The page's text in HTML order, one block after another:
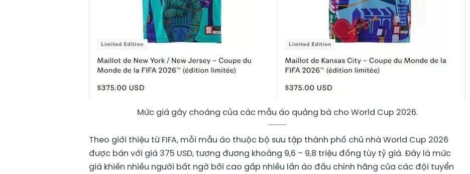
Mức giá gây choáng của các mẫu áo quảng bá cho World Cup 2026.
Theo giới thiệu từ FIFA, mỗi mẫu áo thuộc bộ sưu tập thành phố chủ nhà World Cup 2026
được bán với giá 375 USD, tương đương khoảng 9,6 – 9,8 triệu đồng tùy tỷ giá. Đây là mức
giá khiến nhiều người bất ngờ bởi cao gấp nhiều lần áo đấu chính hãng của các đội tuyển